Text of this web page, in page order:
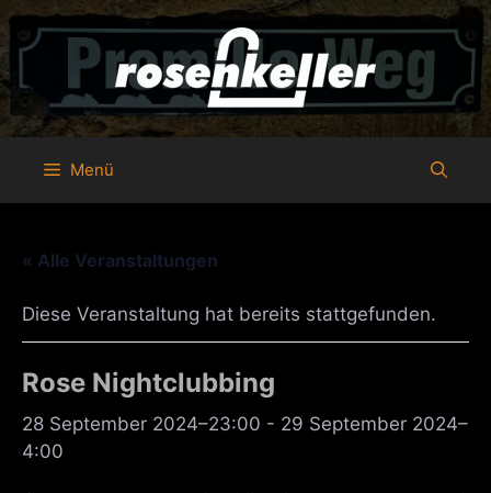
Zum
Inhalt
springen
Menü
« Alle Veranstaltungen
Diese Veranstaltung hat bereits stattgefunden.
Rose Nightclubbing
28 September 2024–23:00 - 29 September 2024–
4:00